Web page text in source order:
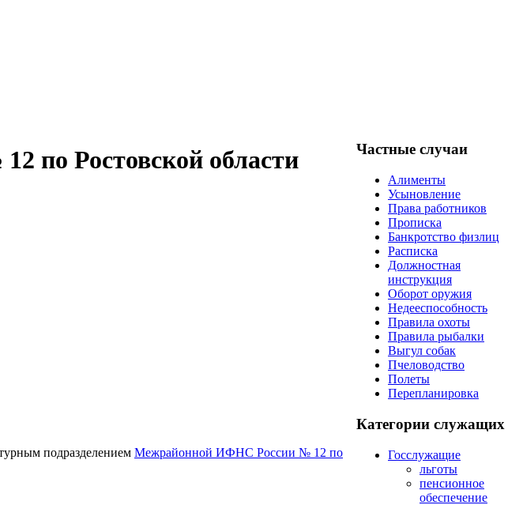
Ростовской области
подразделением Межрайонной ИФНС России № 12 по
Частные случаи
Алименты
Усыновление
Права работников
Прописка
Банкротство физлиц
Расписка
Должностная
инструкция
Оборот оружия
Недееспособность
Правила охоты
Правила рыбалки
Выгул собак
Пчеловодство
Полеты
Перепланировка
Категории служащих
Госслужащие
льготы
пенсионное
обеспечение